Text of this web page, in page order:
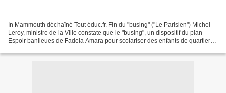
In Mammouth déchaîné Tout éduc.fr. Fin du "busing" ("Le Parisien") Michel
Leroy, ministre de la Ville constate que le "busing", un dispositif du plan
Espoir banlieues de Fadela Amara pour scolariser des enfants de quartiers